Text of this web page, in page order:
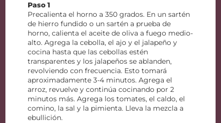
Paso 1
Precalienta el horno a 350 grados. En un sartén
de hierro fundido o un sartén a prueba de
horno, calienta el aceite de oliva a fuego medio-
alto. Agrega la cebolla, el ajo y el jalapeño y
cocina hasta que las cebollas estén
transparentes y los jalapeños se ablanden,
revolviendo con frecuencia. Esto tomará
aproximadamente 3-4 minutos. Agrega el
arroz, revuelve y continúa cocinando por 2
minutos más. Agrega los tomates, el caldo, el
comino, la sal y la pimienta. Lleva la mezcla a
ebullición.